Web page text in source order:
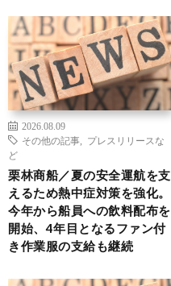
2026.08.09
その他の記事
プレスリリースな
ど
栗林商船／夏の安全運航を支
えるため熱中症対策を強化。
今年から船員への飲料配布を
開始、4年目となるファン付
き作業服の支給も継続